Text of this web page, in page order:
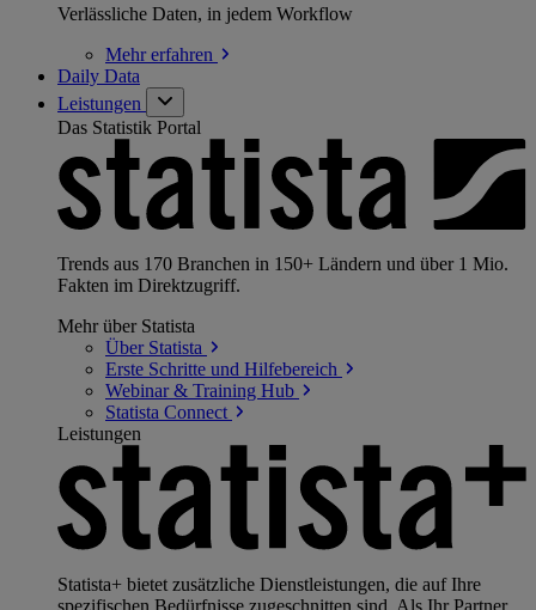
Verlässliche Daten, in jedem Workflow
Mehrerfahren
Daily Data
Leistungen
Das Statistik Portal
Trends aus 170 Branchen in 150+ Ländern und über 1 Mio.
Fakten im Direktzugriff.
Mehr über Statista
Über Statista
Erste Schritte und Hilfebereich
Webinar & Training Hub
Statista Connect
Leistungen
Statista+ bietet zusätzliche Dienstleistungen, die auf Ihre
spezifischen Bedürfnisse zugeschnitten sind. Als Ihr Partner